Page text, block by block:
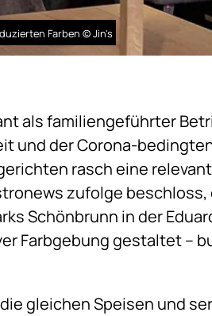
Farben © Jin's
als familiengeführter
und der Corona-
rasch eine
zufolge
Schönbrunn in der
Farbgebung gestaltet –
gleichen Speisen und